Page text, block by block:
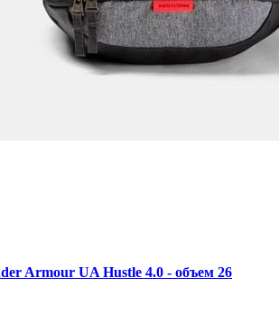
Armour UA Hustle 4.0 - объем 26